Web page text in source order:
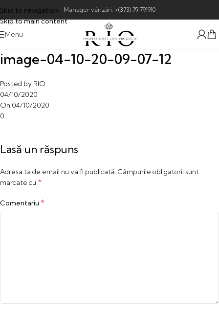
Skip to navigation
Skip to main content
Manager vânzări: +(373) 79 791910
Menu
image-04-10-20-09-07-12
Posted by RIO
04/10/2020
On 04/10/2020
0
Lasă un răspuns
Adresa ta de email nu va fi publicată. Câmpurile obligatorii sunt
marcate cu *
Comentariu *